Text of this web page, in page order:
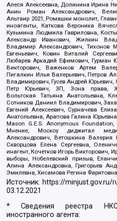
Алеся Алексеевна, Долинина Ирина
Анин Роман Александрович,
Альтаир 2021, Ромашки монолит,
иноагенты, Каткова Вероника
Кузьмина Людмила Гавриловна,
Александр Иванович, Жилкин
Владимир Александрович, Тихонов
Евгеньевич, Ковин Виталий
Любарев Аркадий Ефимович, Гурман
Викторович, Важенков Артем
Пигалкин Илья Валерьевич, Петров
Владимирович, Гусев Андрей Юрьевич,
Петр Юрьевич, ЗП, Зона права,
Вольтская Татьяна Анатольевна,
Сотников Даниил Владимирович,
Евгений Алексеевич, Сурначева
Анатольевна, Арапова Галина
Mason G.E.S. Anonymous
Мнение, Москоу диджитал
Александрович, Ветошкина Валерия
Скворцова Елена Сергеевна,
инагент, Кочетков Игорь Викторович,
выборы, Нобелевский призыв,
Алина Александровна, Григорьев
Эмилевна, Хисамова Регина Фаритовна
Источник: https://
03.12.2021
* Сведения реестра
иностранного агента: